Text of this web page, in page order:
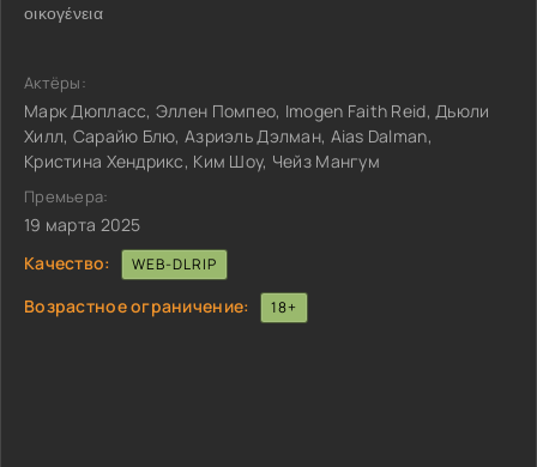
οικογένεια
Актёры:
Марк Дюпласс, Эллен Помпео, Imogen Faith Reid, Дьюли
Хилл, Сарайю Блю, Азриэль Дэлман, Aias Dalman,
Кристина Хендрикс, Ким Шоу, Чейз Мангум
Премьера:
19 марта 2025
Качество:
WEB-DLRIP
Возрастное ограничение: 18+